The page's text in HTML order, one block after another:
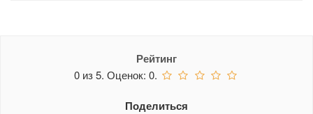
Рейтинг
0 из5. Оценок:0.
Поделиться